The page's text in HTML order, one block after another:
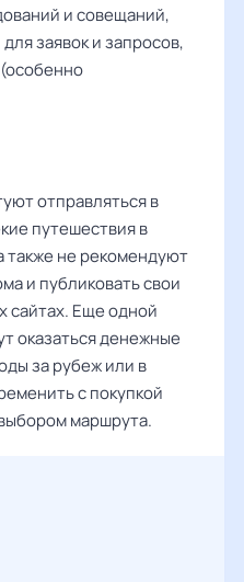
и совещаний,
заявок и запросов,
отправляться в
путешествия в
также не рекомендуют
и публиковать свои
сайтах. Еще одной
оказаться денежные
за рубеж или в
с покупкой
маршрута.